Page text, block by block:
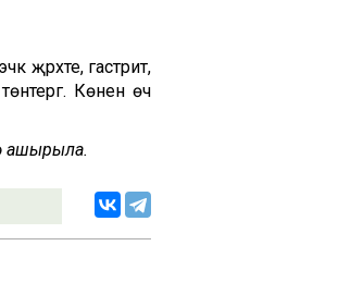
гастрит,
Көненә өч
ашырыла.